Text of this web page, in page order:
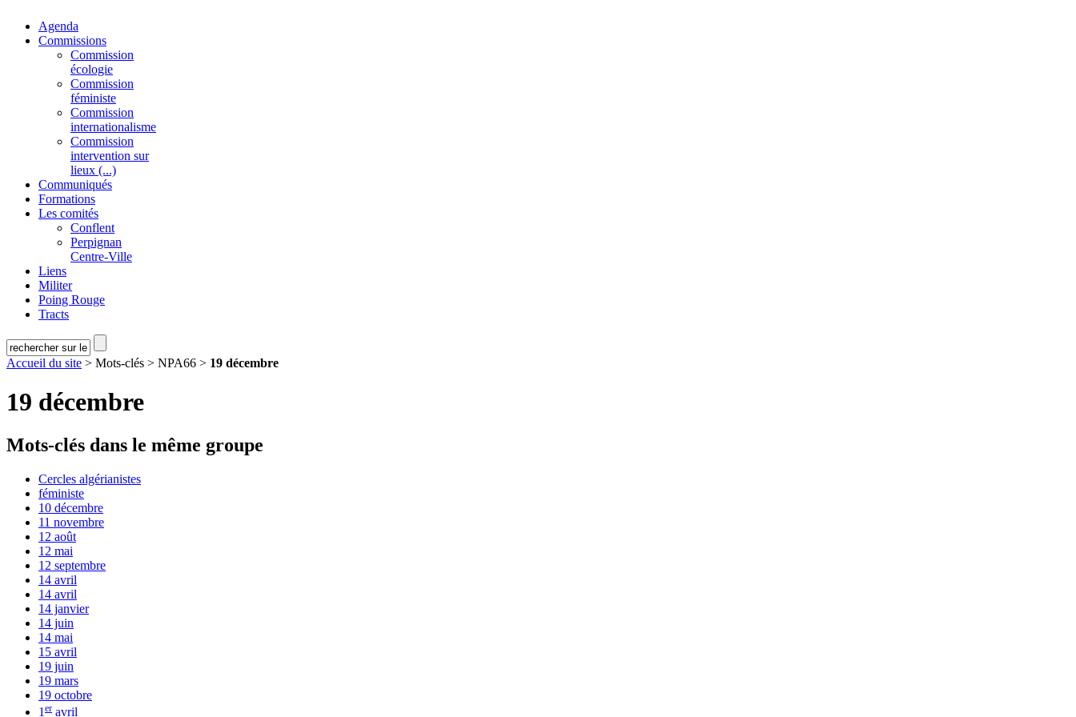
Agenda
Commissions
Commission
écologie
Commission
féministe
Commission
internationalisme
Commission
intervention sur
lieux (...)
Communiqués
Formations
Les comités
Conflent
Perpignan
Centre-Ville
Liens
Militer
Poing Rouge
Tracts
Accueil du site > Mots-clés > NPA66 > 19 décembre
19 décembre
Mots-clés dans le même groupe
Cercles algérianistes
féministe
10 décembre
11 novembre
12 août
12 mai
12 septembre
14 avril
14 avril
14 janvier
14 juin
14 mai
15 avril
19 juin
19 mars
19 octobre
1 er avril